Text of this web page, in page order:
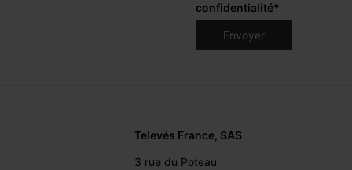
confidentialité*
Televés France, SAS
3 rue du Poteau